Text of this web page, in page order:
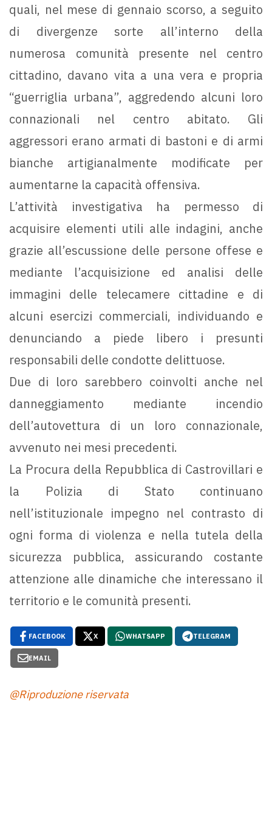
quali, nel mese di gennaio scorso, a seguito
di divergenze sorte all’interno della
numerosa comunità presente nel centro
cittadino, davano vita a una vera e propria
“guerriglia urbana”, aggredendo alcuni loro
connazionali nel centro abitato. Gli
aggressori erano armati di bastoni e di armi
bianche artigianalmente modificate per
aumentarne la capacità offensiva.
L’attività investigativa ha permesso di
acquisire elementi utili alle indagini, anche
grazie all’escussione delle persone offese e
mediante l’acquisizione ed analisi delle
immagini delle telecamere cittadine e di
alcuni esercizi commerciali, individuando e
denunciando a piede libero i presunti
responsabili delle condotte delittuose.
Due di loro sarebbero coinvolti anche nel
danneggiamento mediante incendio
dell’autovettura di un loro connazionale,
avvenuto nei mesi precedenti.
La Procura della Repubblica di Castrovillari e
la Polizia di Stato continuano
nell’istituzionale impegno nel contrasto di
ogni forma di violenza e nella tutela della
sicurezza pubblica, assicurando costante
attenzione alle dinamiche che interessano il
territorio e le comunità presenti.
FACEBOOK X WHATSAPP TELEGRAM
EMAIL
@Riproduzione riservata